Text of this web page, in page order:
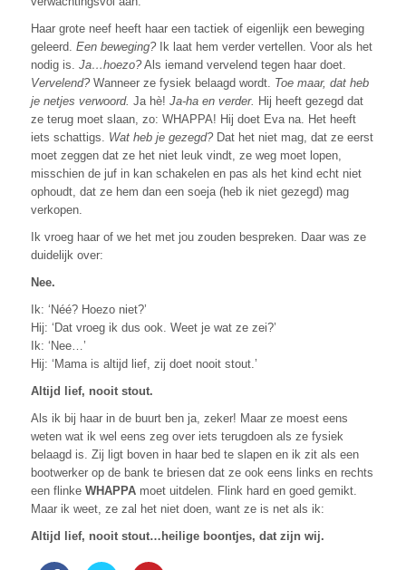
Haar grote neef heeft haar een tactiek of eigenlijk een beweging
geleerd. Een beweging? Ik laat hem verder vertellen. Voor als het
nodig is. Ja…hoezo? Als iemand vervelend tegen haar doet.
Vervelend? Wanneer ze fysiek belaagd wordt. Toe maar, dat heb
je netjes verwoord. Ja hè! Ja-ha en verder. Hij heeft gezegd dat
ze terug moet slaan, zo: WHAPPA! Hij doet Eva na. Het heeft
iets schattigs. Wat heb je gezegd? Dat het niet mag, dat ze eerst
moet zeggen dat ze het niet leuk vindt, ze weg moet lopen,
misschien de juf in kan schakelen en pas als het kind echt niet
ophoudt, dat ze hem dan een soeja (heb ik niet gezegd) mag
verkopen.
Ik vroeg haar of we het met jou zouden bespreken. Daar was ze
duidelijk over:
Nee.
Ik: ‘Néé? Hoezo niet?’
Hij: ‘Dat vroeg ik dus ook. Weet je wat ze zei?’
Ik: ‘Nee…’
Hij: ‘Mama is altijd lief, zij doet nooit stout.’
Altijd lief, nooit stout.
Als ik bij haar in de buurt ben ja, zeker! Maar ze moest eens
weten wat ik wel eens zeg over iets terugdoen als ze fysiek
belaagd is. Zij ligt boven in haar bed te slapen en ik zit als een
bootwerker op de bank te briesen dat ze ook eens links en rechts
een flinke WHAPPA moet uitdelen. Flink hard en goed gemikt.
Maar ik weet, ze zal het niet doen, want ze is net als ik:
Altijd lief, nooit stout…heilige boontjes, dat zijn wij.